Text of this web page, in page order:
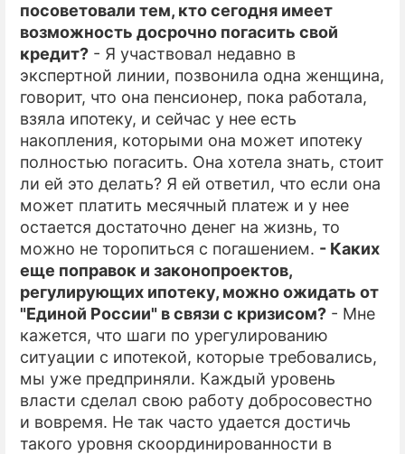
посоветовали тем, кто сегодня имеет
возможность досрочно погасить свой
кредит? - Я участвовал недавно в
экспертной линии, позвонила одна женщина,
говорит, что она пенсионер, пока работала,
взяла ипотеку, и сейчас у нее есть
накопления, которыми она может ипотеку
полностью погасить. Она хотела знать, стоит
ли ей это делать? Я ей ответил, что если она
может платить месячный платеж и у нее
остается достаточно денег на жизнь, то
можно не торопиться с погашением. - Каких
еще поправок и законопроектов,
регулирующих ипотеку, можно ожидать от
"Единой России" в связи с кризисом? - Мне
кажется, что шаги по урегулированию
ситуации с ипотекой, которые требовались,
мы уже предприняли. Каждый уровень
власти сделал свою работу добросовестно
и вовремя. Не так часто удается достичь
такого уровня скоординированности в